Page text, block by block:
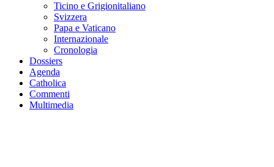
Ticino e Grigionitaliano
Svizzera
Papa e Vaticano
Internazionale
Cronologia
Dossiers
Agenda
Catholica
Commenti
Multimedia